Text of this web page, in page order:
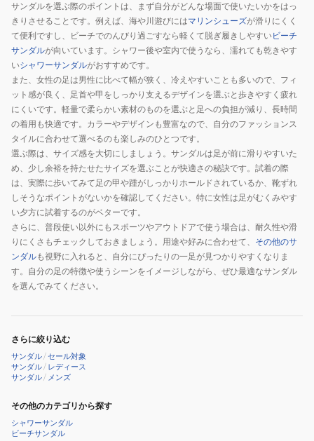
ジ
ュ
ア
シ
ュ
ー
ズ
サ
ン
ダ
ル
サンダルを選ぶ際のポイントは、まず自分がどんな場面で使いたいかをはっ
きりさせることです。例えば、海や川遊びにはマリンシューズが滑りにくく
て便利ですし、ビーチでのんびり過ごすなら軽くて脱ぎ履きしやすいビーチ
サンダルが向いています。シャワー後や室内で使うなら、濡れても乾きやす
いシャワーサンダルがおすすめです。
また、女性の足は男性に比べて幅が狭く、冷えやすいことも多いので、フィ
ット感が良く、足首や甲をしっかり支えるデザインを選ぶと歩きやすく疲れ
にくいです。軽量で柔らかい素材のものを選ぶと足への負担が減り、長時間
の着用も快適です。カラーやデザインも豊富なので、自分のファッションス
タイルに合わせて選べるのも楽しみのひとつです。
選ぶ際は、サイズ感を大切にしましょう。サンダルは足が前に滑りやすいた
め、少し余裕を持たせたサイズを選ぶことが快適さの秘訣です。試着の際
は、実際に歩いてみて足の甲や踵がしっかりホールドされているか、靴ずれ
しそうなポイントがないかを確認してください。特に女性は足がむくみやす
い夕方に試着するのがベターです。
さらに、普段使い以外にもスポーツやアウトドアで使う場合は、耐久性や滑
りにくさもチェックしておきましょう。用途や好みに合わせて、 その他のサ
ンダルも視野に入れると、自分にぴったりの一足が見つかりやすくなりま
す。自分の足の特徴や使うシーンをイメージしながら、ぜひ最適なサンダル
を選んでみてください。
さらに絞り込む
サンダル/セール対象
サンダル/ レディース
サンダル/ メンズ
その他のカテゴリから探す
シャワーサンダル
ビーチサンダル